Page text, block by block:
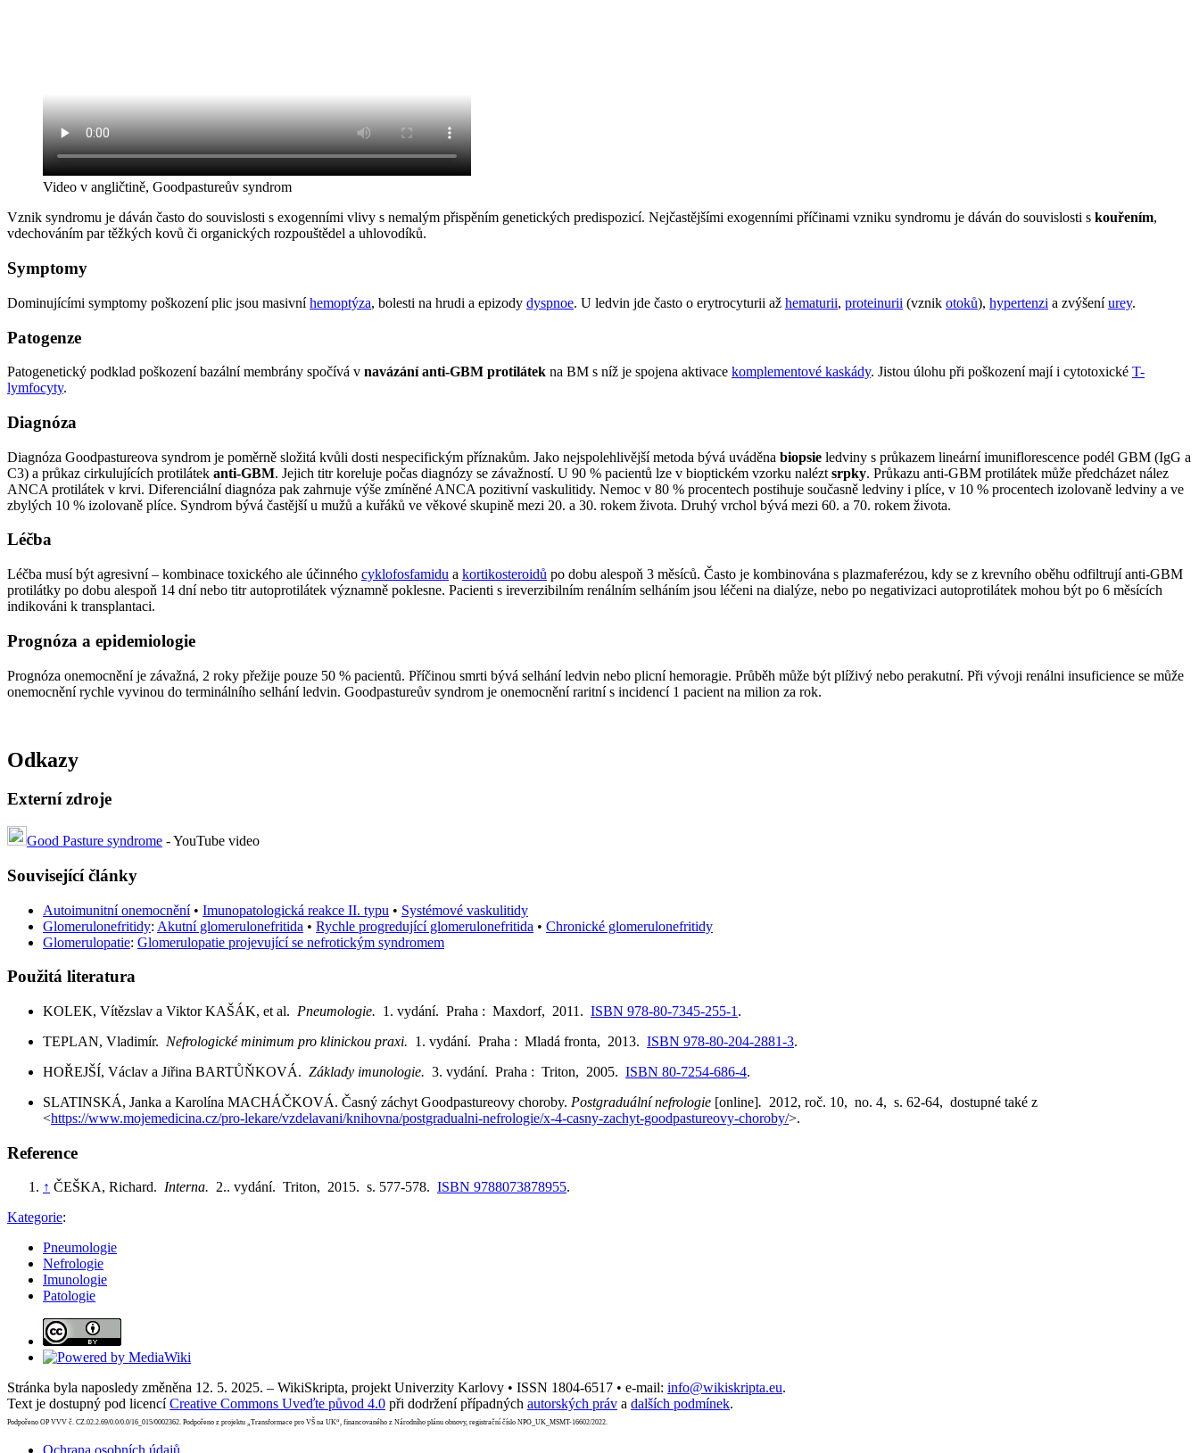
Video v angličtině, Goodpastureův syndrom
Vznik syndromu je dáván často do souvislosti s exogenními vlivy s nemalým přispěním genetických predispozicí. Nejčastějšími exogenními příčinami vzniku syndromu je dáván do souvislosti s kouřením,
vdechováním par těžkých kovů či organických rozpouštědel a uhlovodíků.
Symptomy
Dominujícími symptomy poškození plic jsou masivníhemoptýza, bolesti na hrudi a epizody dyspnoe. U ledvin jde často o erytrocyturii až hematurii, proteinurii (vznik otoků), hypertenzi a zvýšeníurey.
Patogenze
Patogenetický podklad poškození bazální membrány spočívá v navázání anti-GBM protilátek na BM s níž je spojena aktivace komplementové kaskády. Jistou úlohu při poškození mají i cytotoxické T-
lymfocyty.
Diagnóza
Diagnóza Goodpastureova syndrom je poměrně složitá kvůli dosti nespecifickým příznakům. Jako nejspolehlivější metoda bývá uváděna biopsie ledviny s průkazem lineární imuniflorescence podél GBM (IgG a
C3) a průkaz cirkulujících protilátek anti-GBM. Jejich titr koreluje počas diagnózy se závažností. U 90 % pacientů lze v bioptickém vzorku nalézt srpky. Průkazu anti-GBM protilátek může předcházet nález
ANCA protilátek v krvi. Diferenciální diagnóza pak zahrnuje výše zmíněné ANCA pozitivní vaskulitidy. Nemoc v 80 % procentech postihuje současně ledviny i plíce, v 10 % procentech izolovaně ledviny a ve
zbylých 10 % izolovaně plíce. Syndrom bývá častější u mužů a kuřáků ve věkové skupině mezi 20. a 30. rokem života. Druhý vrchol bývá mezi 60. a 70. rokem života.
Léčba
Léčba musí být agresivní – kombinace toxického ale účinného cyklofosfamidu a kortikosteroidů po dobu alespoň 3 měsíců. Často je kombinována s plazmaferézou, kdy se z krevního oběhu odfiltrují anti-GBM
protilátky po dobu alespoň 14 dní nebo titr autoprotilátek významně poklesne. Pacienti s ireverzibilním renálním selháním jsou léčeni na dialýze, nebo po negativizaci autoprotilátek mohou být po 6 měsících
indikováni k transplantaci.
Prognóza a epidemiologie
Prognóza onemocnění je závažná, 2 roky přežije pouze 50 % pacientů. Příčinou smrti bývá selhání ledvin nebo plicní hemoragie. Průběh může být plíživý nebo perakutní. Při vývoji renálni insuficience se může
onemocnění rychle vyvinou do terminálního selhání ledvin. Goodpastureův syndrom je onemocnění raritní s incidencí 1 pacient na milion za rok.
Odkazy
Externí zdroje
Good Pasture syndrome - YouTube video
Související články
Autoimunitní onemocnění• Imunopatologická reakce II. typu • Systémové vaskulitidy
Glomerulonefritidy: Akutní glomerulonefritida • Rychle progredující glomerulonefritida • Chronické glomerulonefritidy
Glomerulopatie: Glomerulopatie projevující se nefrotickým syndromem
Použitá literatura
KOLEK, Vítězslav a Viktor KAŠÁK, et al. Pneumologie. 1. vydání. Praha : Maxdorf, 2011. ISBN 978-80-7345-255-1 .
TEPLAN, Vladimír. Nefrologické minimum pro klinickou praxi. 1. vydání. Praha : Mladá fronta, 2013. ISBN 978-80-204-2881-3.
HOŘEJŠÍ, Václav a Jiřina BARTŮŇKOVÁ. Základy imunologie. 3. vydání. Praha : Triton, 2005. ISBN 80-7254-686-4.
SLATINSKÁ, Janka a Karolína MACHÁČKOVÁ. Časný záchyt Goodpastureovy choroby. Postgraduální nefrologie [online]. 2012, roč. 10, no. 4, s. 62-64, dostupné také z
<https://www.mojemedicina.cz/pro-lekare/vzdelavani/knihovna/postgradualni-nefrologie/x-4-casny-zachyt-goodpastureovy-choroby/>.
Reference
↑ ČEŠKA, Richard. Interna. 2.. vydání. Triton, 2015. s. 577-578. ISBN 9788073878955.
Kategorie:
Pneumologie
Nefrologie
Imunologie
Patologie
Stránka byla naposledy změněna 12. 5. 2025. – WikiSkripta, projekt Univerzity Karlovy • ISSN 1804-6517 • e-mail: info@wikiskripta.eu.
Text je dostupný pod licencí Creative Commons Uveďte původ 4.0 při dodržení případných autorských práv a dalších podmínek.
Podpořeno OP VVV č. CZ.02.2.69/0.0/0.0/16_015/0002362. Podpořeno z projektu „Transformace pro VŠ na UK“, financovaného z Národního plánu obnovy, registrační číslo NPO_UK_MSMT-16602/2022.